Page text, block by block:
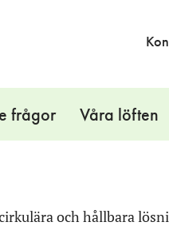
frågor Våra löften
och hållbara